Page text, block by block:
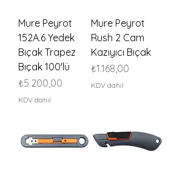
Mure Peyrot
152A.6 Yedek
Bıçak Trapez
Bıçak 100'lü
Fiyat
₺5.200,00
KDV dahil
Mure Peyrot
Rush 2 Cam
Kazıyıcı Bıçak
Fiyat
₺1.168,00
KDV dahil